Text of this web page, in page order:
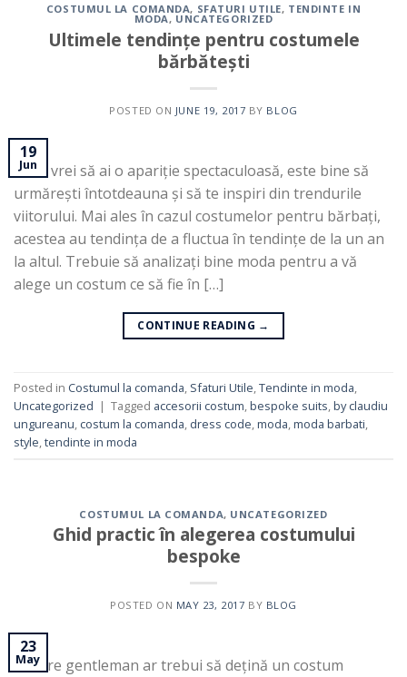
COSTUMUL LA COMANDA, SFATURI UTILE, TENDINTE IN
MODA, UNCATEGORIZED
Ultimele tendințe pentru costumele
bărbătești
POSTED ON JUNE 19, 2017 BY BLOG
19
Jun
Dacă vrei să ai o apariție spectaculoasă, este bine să
urmărești întotdeauna și să te inspiri din trendurile
viitorului. Mai ales în cazul costumelor pentru bărbați,
acestea au tendința de a fluctua în tendințe de la un an
la altul. Trebuie să analizați bine moda pentru a vă
alege un costum ce să fie în […]
CONTINUE READING →
Posted in Costumul la comanda, Sfaturi Utile,Tendinte in moda,
Uncategorized | Tagged accesorii costum,bespoke suits,by claudiu
ungureanu, costum la comanda, dress code,moda,moda barbati,
style,tendinte in moda
COSTUMUL LA COMANDA, UNCATEGORIZED
Ghid practic în alegerea costumului
bespoke
POSTED ON MAY 23, 2017 BY BLOG
23
May
Fiecare gentleman ar trebui să dețină un costum